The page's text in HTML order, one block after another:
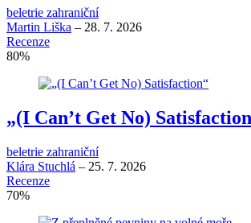
beletrie zahraniční
Martin Liška – 28. 7. 2026
Recenze
80%
„(I Can’t Get No)
beletrie zahraniční
Klára Stuchlá – 25. 7. 2026
Recenze
70%